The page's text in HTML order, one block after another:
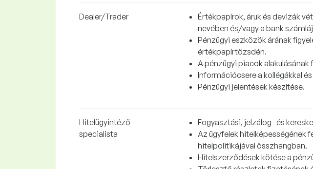
Dealer/Trader
Értékpapírok, áruk és devizák
nevében és/vagy a bank
Pénzügyi eszközök árának
értékpapírtőzsdén.
A pénzügyi piacok
Információcsere a kollégákkal
Pénzügyi jelentések készítése.
Hitelügyintéző
specialista
Fogyasztási, jelzálog- és
Az ügyfelek hitelképességének
hitelpolitikájával összhangban.
Hitelszerződések kötése a